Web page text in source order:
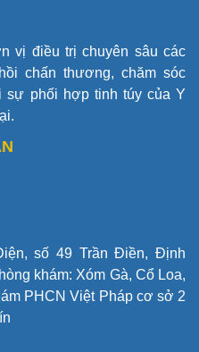
vị điều trị chuyên sâu các
chấn thương, chăm sóc
sự phối hợp tinh túy của Y
số 49 Trần Điền, Định
khám: Xóm Gà, Cổ Loa,
PHCN Việt Pháp cơ sở 2